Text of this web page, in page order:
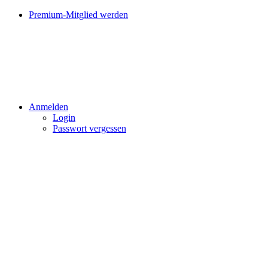
Premium-Mitglied werden
Anmelden
Login
Passwort vergessen